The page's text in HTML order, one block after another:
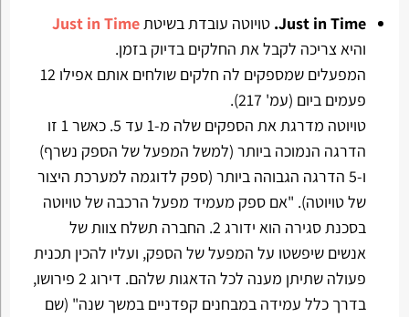
Just in Time. טויוטה עובדת בשיטתJust in Time
והיא צריכה לקבל את החלקים בדיוק בזמן.
המפעלים שמספקים לה חלקים שולחים אותם אפילו 12
פעמים ביום (עמ' 217).
טויוטה מדרגת את הספקים שלה מ-1 עד 5. כאשר 1 זו
הדרגה הנמוכה ביותר (למשל המפעל של הספק נשרף)
ו-5 הדרגה הגבוהה ביותר (ספק לדוגמה למערכת היצור
של טויוטה). "אם ספק מעמיד מפעל הרכבה של טויוטה
בסכנת סגירה הוא ידורג 2. החברה תשלח צוות של
אנשים שיפשטו על המפעל של הספק, ועליו להכין תכנית
פעולה שתיתן מענה לכל הדאגות שלהם. דירוג 2 פירושו,
בדרך כלל עמידה במבחנים קפדניים במשך שנה" (שם